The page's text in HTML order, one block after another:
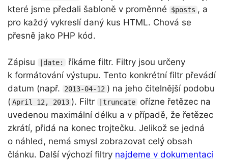
které jsme předali šabloně v proměnné
$posts , a
pro každý vykreslí daný kus HTML. Chová se
přesně jako PHP kód.
Zápisu |date:
říkáme filtr. Filtry jsou určeny
k formátování výstupu. Tento konkrétní filtr převádí
datum (např.
2013-04-12 ) na jeho čitelnější podobu
( April 12, 2013 ). Filtr |truncate
ořízne řetězec na
uvedenou maximální délku a v případě, že řetězec
zkrátí, přidá na konec trojtečku. Jelikož se jedná
o náhled, nemá smysl zobrazovat celý obsah
článku. Další výchozí filtry najdeme v dokumentaci